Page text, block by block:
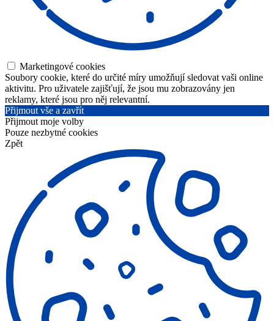
Marketingové cookies
Soubory cookie, které do určité míry umožňují sledovat vaši online
aktivitu. Pro uživatele zajišťují, že jsou mu zobrazovány jen
reklamy, které jsou pro něj relevantní.
Přijmout vše a zavřít
Přijmout moje volby
Pouze nezbytné cookies
Zpět